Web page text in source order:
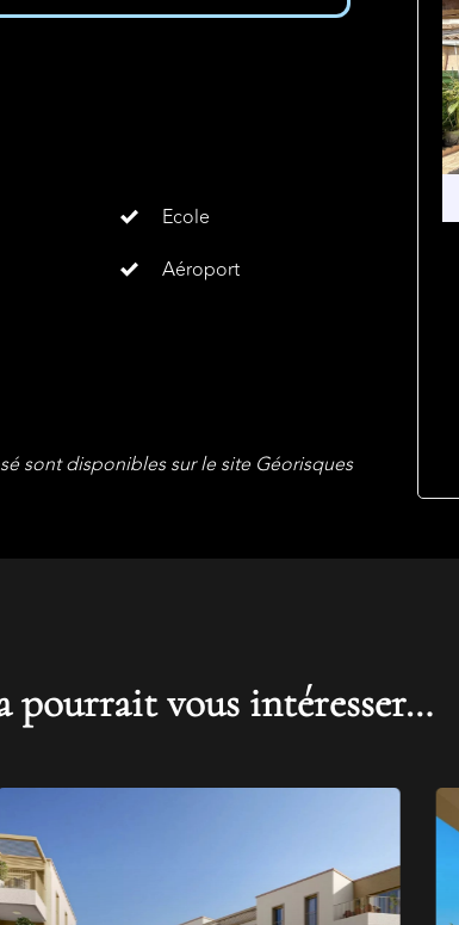
Ecole
Aéroport
sont disponibles sur le site Géorisques
pourrait vous intéresser…